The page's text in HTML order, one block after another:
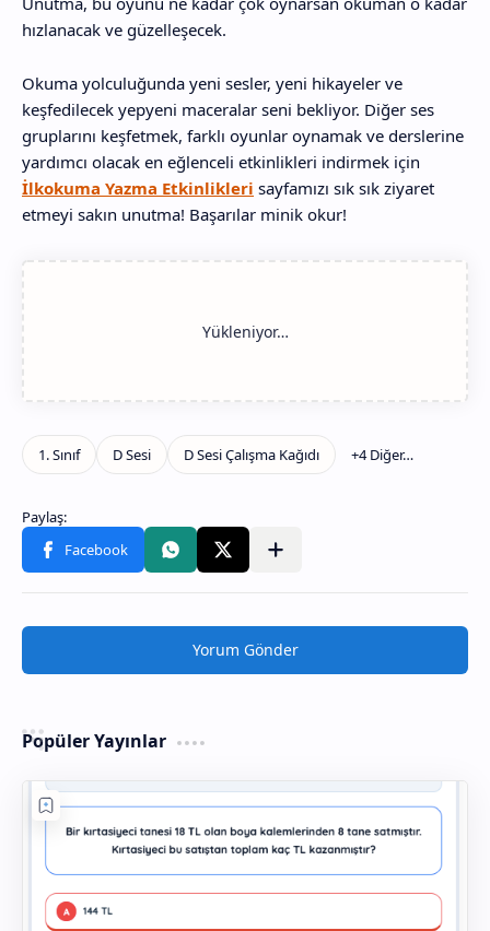
hızlanacak ve güzelleşecek.
Okuma yolculuğunda yeni sesler, yeni hikayeler ve
keşfedilecek yepyeni maceralar seni bekliyor. Diğer ses
gruplarını keşfetmek, farklı oyunlar oynamak ve derslerine
yardımcı olacak en eğlenceli etkinlikleri indirmek için
İlkokuma Yazma Etkinlikleri sayfamızı sık sık ziyaret
etmeyi sakın unutma! Başarılar minik okur!
Yorum Gönder
Popüler Yayınlar